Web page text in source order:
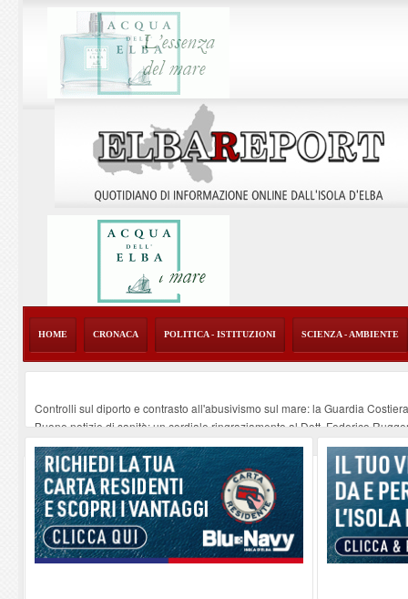
HOME CRONACA POLITICA - ISTITUZIONI SCIENZA - AMBIENTE
Controlli sul diporto e contrasto all'abusivismo sul mare: la Guardia
Buone notizie di sanità: un cordiale ringraziamento al Dott. Federico
Altiero Spinelli e Ursula Hirschmann all'Elba: riaffiora una testimonianza
Capoliveri, potenziata la pulizia dei bordi stradali -07-08-2026
Marina di Campo tra i porti interessati dal nuovo piano dell'Autorità